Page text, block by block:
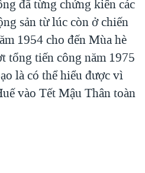
đã từng chứng kiến các
sản từ lúc còn ở chiến
1954 cho đến Mùa hè
tổng tiến công năm 1975
là có thể hiểu được vì
vào Tết Mậu Thân toàn